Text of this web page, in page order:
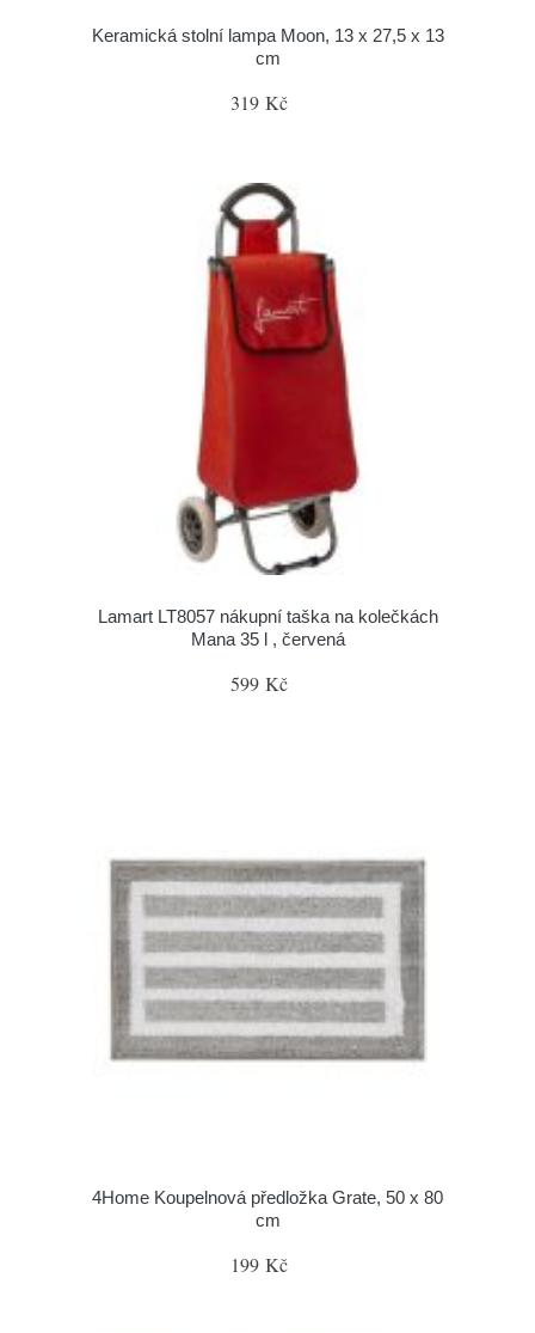
Keramická stolní lampa Moon, 13 x 27,5 x 13
cm
319 Kč
Lamart LT8057 nákupní taška na kolečkách
Mana 35 l , červená
599 Kč
4Home Koupelnová předložka Grate, 50 x 80
cm
199 Kč